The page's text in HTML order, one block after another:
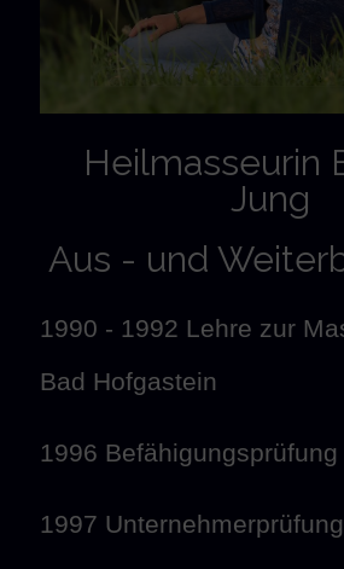
Heilmasseurin
Jung
Aus - und
1990 - 1992 Lehre zur
Bad Hofgastein
1996 Befähigungsprüfung
1997 Unternehmerprüfung